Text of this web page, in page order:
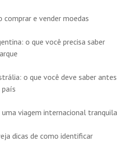
comprar e vender moedas
o que você precisa saber
o que você deve saber antes
país
uma viagem internacional tranquila
dicas de como identificar